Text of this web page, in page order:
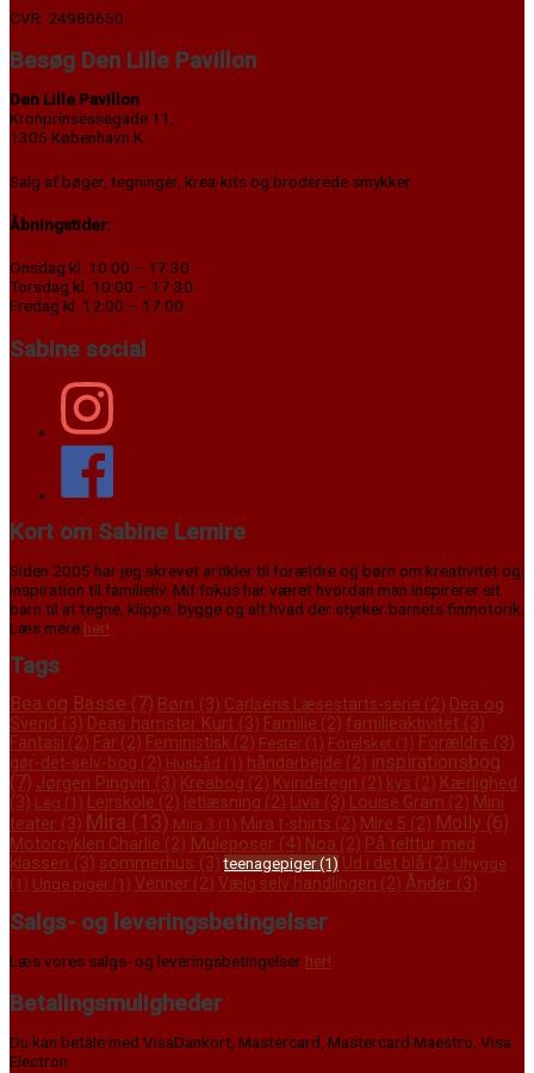
CVR: 24980650
Besøg Den Lille Pavillon
Den Lille Pavillon
Kronprinsessegade 11,
1305 København K
Salg af bøger, tegninger, krea-kits og broderede smykker.
Åbningstider:
Onsdag kl. 10:00 – 17:30
Torsdag kl. 10:00 – 17:30
Fredag kl. 12:00 – 17:00
Sabine social
Kort om Sabine Lemire
Siden 2005 har jeg skrevet artikler til forældre og børn om kreativitet og
inspiration til familieliv. Mit fokus har været hvordan man inspirerer sit
barn til at tegne, klippe, bygge og alt hvad der styrker barnets finmotorik.
Læs mere her!
Tags
Bea og Basse (7) Børn (3) Carlsens Læsestarts-serie (2) Dea og
Svend (3) Deas hamster Kurt (3) Familie (2) familieaktivitet (3)
Fantasi (2) Far (2) Feministisk (2) Fester (1) Forelsket (1) Forældre (3)
gør-det-selv-bog (2) Husbåd (1) håndarbejde (2) inspirationsbog
(7) Jørgen Pingvin (3) Kreabog (2) Kvindetegn (2) kys (2) Kærlighed
(3) Leg (1) Lejrskole (2) letlæsning (2) Liva (3) Louise Gram (2) Mini
teater (3) Mira (13) Mira 3 (1) Mira t-shirts (2) Mire 5 (2) Molly (6)
Motorcyklen Charlie (2) Muleposer (4) Noa (2) På telttur med
klassen (3) sommerhus (3) teenagepiger(1) Ud i det blå (2) Uhygge
(1) Unge piger (1) Venner (2) Vælg selv handlingen (2) Ånder (3)
Salgs- og leveringsbetingelser
Læs vores salgs- og leveringsbetingelser her!
Betalingsmuligheder
Du kan betale med VisaDankort, Mastercard, Mastercard Maestro, Visa
Electron